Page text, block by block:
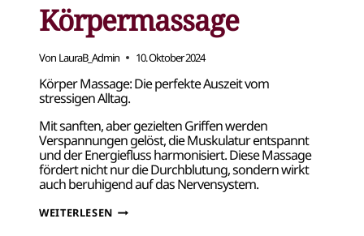
Körpermassage
Von LauraB_Admin 10. Oktober 2024
Körper Massage: Die perfekte Auszeit vom
stressigen Alltag.
Mit sanften, aber gezielten Griffen werden
Verspannungen gelöst, die Muskulatur entspannt
und der Energiefluss harmonisiert. Diese Massage
fördert nicht nur die Durchblutung, sondern wirkt
auch beruhigend auf das Nervensystem.
WEITERLESEN KÖRPERMASSAGE